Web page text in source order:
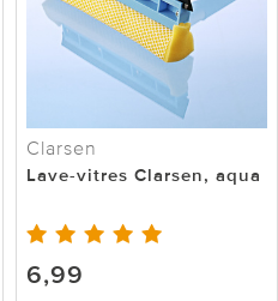
Clarsen
Lave-vitres Clarsen, aqua
6,99